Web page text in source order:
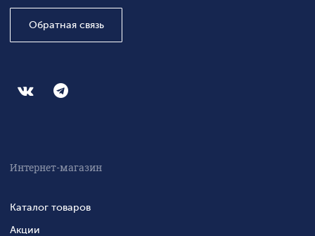
Обратная связь
Интернет-магазин
Каталог товаров
Акции